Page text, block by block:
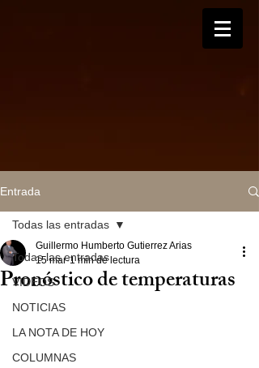
Entrada
Todas las entradas
VIDEOS
NOTICIAS
LA NOTA DE HOY
COLUMNAS
Todas las entradas
Pronóstico de temperaturas
Guillermo Humberto Gutierrez Arias
15 mar 1 min de lectura